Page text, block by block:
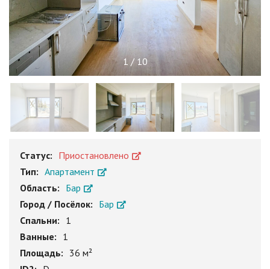
1 / 10
Статус: Приостановлено
Тип: Апартамент
Область: Бар
Город / Посёлок: Бар
Спальни: 1
Ванные: 1
Площадь: 36 м²